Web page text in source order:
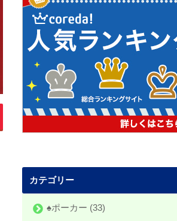
カテゴリー
♠️ポーカー (33)